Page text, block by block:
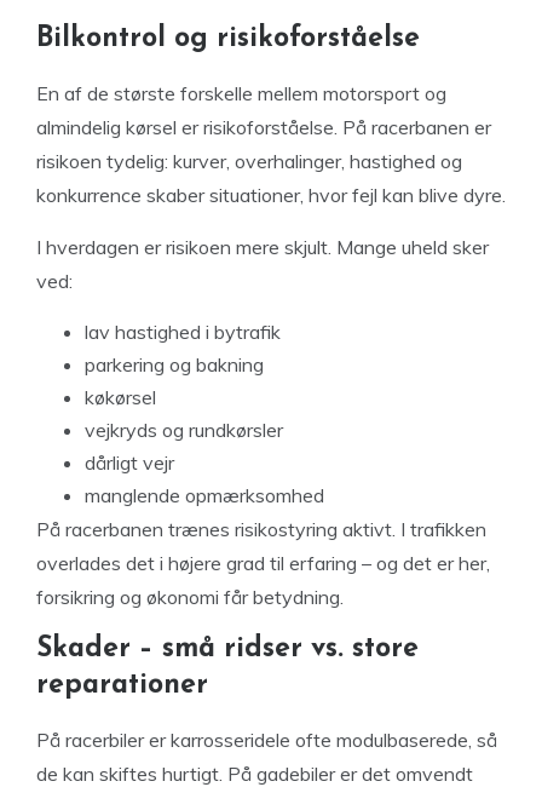
Bilkontrol og risikoforståelse
En af de største forskelle mellem motorsport og
almindelig kørsel er risikoforståelse. På racerbanen er
risikoen tydelig: kurver, overhalinger, hastighed og
konkurrence skaber situationer, hvor fejl kan blive dyre.
I hverdagen er risikoen mere skjult. Mange uheld sker
ved:
lav hastighed i bytrafik
parkering og bakning
køkørsel
vejkryds og rundkørsler
dårligt vejr
manglende opmærksomhed
På racerbanen trænes risikostyring aktivt. I trafikken
overlades det i højere grad til erfaring – og det er her,
forsikring og økonomi får betydning.
Skader – små ridser vs. store
reparationer
På racerbiler er karrosseridele ofte modulbaserede, så
de kan skiftes hurtigt. På gadebiler er det omvendt